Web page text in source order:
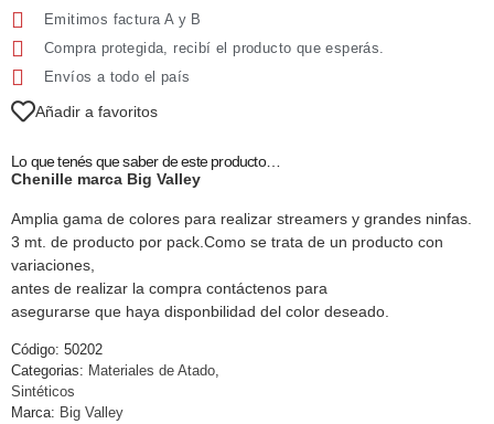
Emitimos factura A y B
Compra protegida, recibí el producto que esperás.
Envíos a todo el país
Añadir a favoritos
Lo que tenés que saber de este producto…
Chenille marca Big Valley
Amplia gama de colores para realizar streamers y grandes ninfas.
3 mt. de producto por pack.Como se trata de un producto con
variaciones,
antes de realizar la compra contáctenos para
asegurarse que haya disponbilidad del color deseado.
Código: 50202
Categorias: Materiales de Atado
Sintéticos
Marca: Big Valley